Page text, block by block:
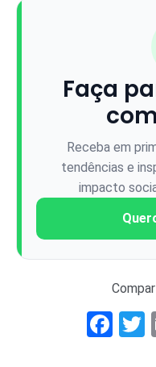
Faça
Receba em
tendências e
impacto